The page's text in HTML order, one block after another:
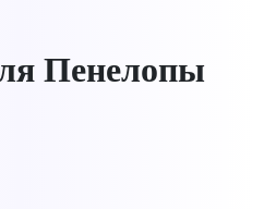
Пенелопы